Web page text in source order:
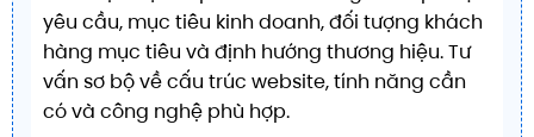
yêu cầu, mục tiêu kinh doanh, đối tượng khách
hàng mục tiêu và định hướng thương hiệu. Tư
vấn sơ bộ về cấu trúc website, tính năng cần
có và công nghệ phù hợp.